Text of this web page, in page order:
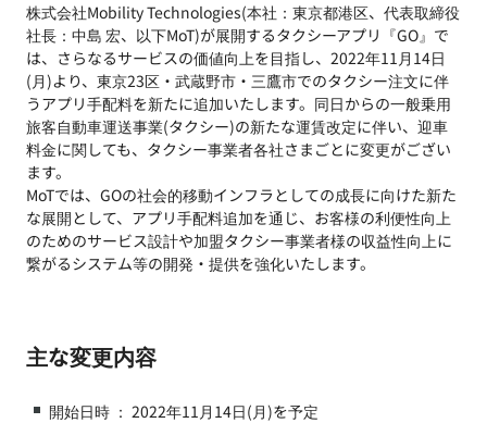
株式会社Mobility Technologies(本社：東京都港区、代表取締役
社長：中島 宏、以下MoT)が展開するタクシーアプリ『GO』で
は、さらなるサービスの価値向上を目指し、2022年11月14日
(月)より、東京23区・武蔵野市・三鷹市でのタクシー注文に伴
うアプリ手配料を新たに追加いたします。同日からの一般乗用
旅客自動車運送事業(タクシー)の新たな運賃改定に伴い、迎車
料金に関しても、タクシー事業者各社さまごとに変更がござい
ます。
MoTでは、GOの社会的移動インフラとしての成長に向けた新た
な展開として、アプリ手配料追加を通じ、お客様の利便性向上
のためのサービス設計や加盟タクシー事業者様の収益性向上に
繋がるシステム等の開発・提供を強化いたします。
主な変更内容
開始日時 ： 2022年11月14日(月)を予定